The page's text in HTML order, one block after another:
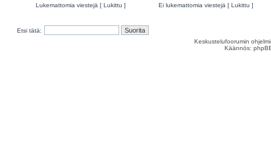
viestejä
lukemattomia
Lukittu
Lukemattomia viestejä [ Lukittu ]
Ei lukemattomia viestejä [ Lukittu ]
Etsi tätä:
Keskustelufoorumin
Käännös: